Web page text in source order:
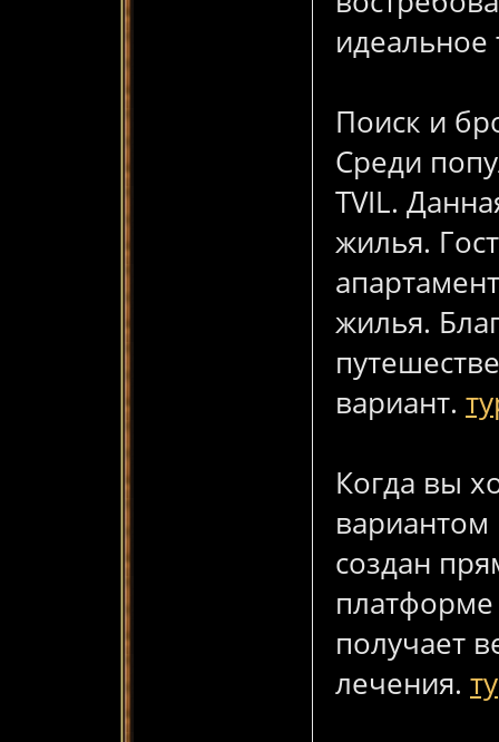
Поиск и
Среди
TVIL.
жилья.
жилья.
вариант.
Когда вы
вариантом
создан
платформе
получает
лечения.